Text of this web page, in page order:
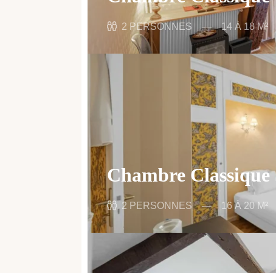
2 PERSONNES 14 À 18 M²
Chambre
2 PERSONNES 16 À 20 M²